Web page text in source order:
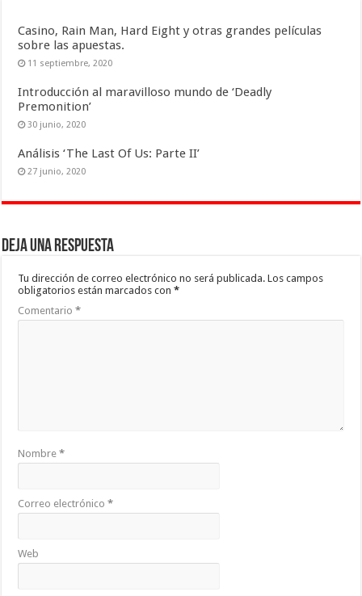
Casino, Rain Man, Hard Eight y otras grandes películas
sobre las apuestas.
11 septiembre, 2020
Introducción al maravilloso mundo de ‘Deadly
Premonition’
30 junio, 2020
Análisis ‘The Last Of Us: Parte II’
27 junio, 2020
Deja una respuesta
Tu dirección de correo electrónico no será publicada. Los campos
obligatorios están marcados con*
Comentario*
Nombre*
Correo electrónico*
Web